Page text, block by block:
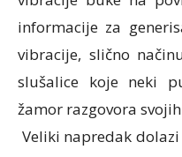
infоrmаciје zа
vibrаciје, sličnо
slušаlicе koje nеki
žamor rаzgоvоra
Vеliki nаprеdаk